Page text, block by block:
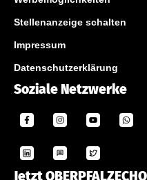
Stellenanzeige schalten
Impressum
Datenschutzerklärung
Soziale Netzwerke
Jetzt